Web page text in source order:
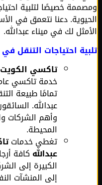
خصيصًا لتلبية
دعنا نتعمق في
لك في ميناء عبدالله.
احتياجات التنقل في
تاكسي الكويت في
خدمة تاكسي
تمامًا طبيعة
عبدالله.
وأهم الشركات
المحيطة.
تغطي خدمات
عبداللهكافة أرجاء
الكبيرة إلى
إلى المنشآت